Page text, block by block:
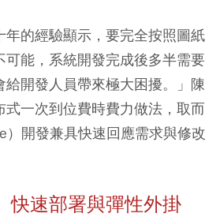
年的經驗顯示，要完全按照圖紙
可能，系統開發完成後多半需要
給開發人員帶來極大困擾。」陳
式一次到位費時費力做法，取而
）開發兼具快速回應需求與修改
速部署與彈性外掛